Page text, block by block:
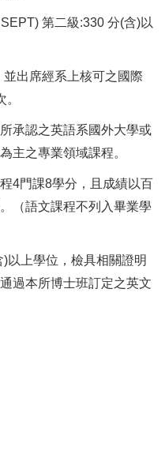
第二級:330 分(含)以
並出席經系上核可之國際
承認之英語系國外大學或
主之專業領域課程。
4門課8學分，且成績以百
（語文課程不列入畢業學
)以上學位，檢具相關證明
過本所博士班訂定之英文